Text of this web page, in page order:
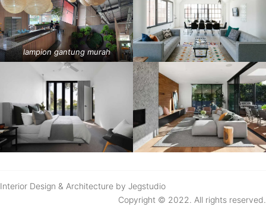
lampion gantung murah
Interior Design & Architecture by Jegstudio
Copyright © 2022. All rights reserved.